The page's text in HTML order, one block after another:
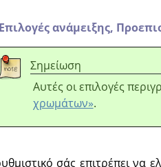
Επιλογές ανάμειξης,
Σημείωση
Αυτές οι επιλογές
χρωμάτων».
σάς επιτρέπει να